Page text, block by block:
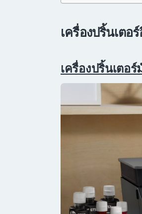
เครื่องปริ้นเตอ
เครื่องปริ้นเตอ